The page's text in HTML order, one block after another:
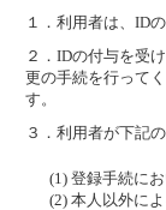
１． 利用者は、ID
２． IDの付与を受
更の手続を行って
す。
３． 利用者が下記
(1) 登録手続に
(2) 本人以外に